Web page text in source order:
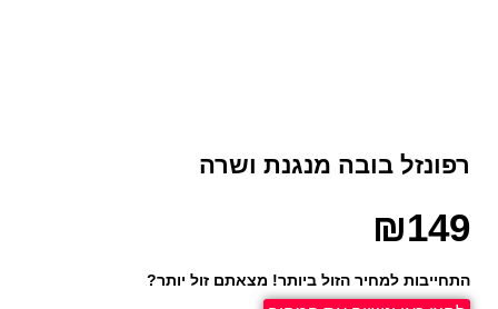
רפונזל בובה מנגנת ושרה
₪149
התחייבות למחיר הזול ביותר! מצאתם זול יותר?